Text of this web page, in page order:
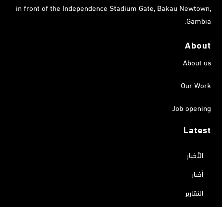
in front of the Independence Stadium Gate, Bakau Newtown,
Gambia.
About
About us
Our Work
Job opening
Latest
الأخبار
أخبار
التقارير